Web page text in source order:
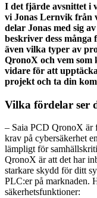
I det fjärde avsnittet i
vi Jonas Lernvik från
delar Jonas med sig
beskriver dess
även vilka typer av
QronoX och vem
vidare för att
projekt och ta din
Vilka fördelar ser
– Saia PCD QronoX är
krav på cybersäkerhet
lämpligt för
QronoX är att det har
starkare skydd för ditt
PLC:er på marknaden.
säkerhetsfunktioner: